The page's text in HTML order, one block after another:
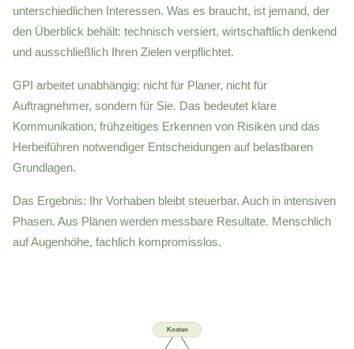
Kosten
unterschiedlichen Interessen. Was es braucht, ist jemand, der
den Überblick behält: technisch versiert, wirtschaftlich denkend
und ausschließlich Ihren Zielen verpflichtet.
GPI arbeitet unabhängig: nicht für Planer, nicht für
Auftragnehmer, sondern für Sie. Das bedeutet klare
Kommunikation, frühzeitiges Erkennen von Risiken und das
Herbeiführen notwendiger Entscheidungen auf belastbaren
Grundlagen.
Das Ergebnis: Ihr Vorhaben bleibt steuerbar. Auch in intensiven
Phasen. Aus Plänen werden messbare Resultate. Menschlich
auf Augenhöhe, fachlich kompromisslos.